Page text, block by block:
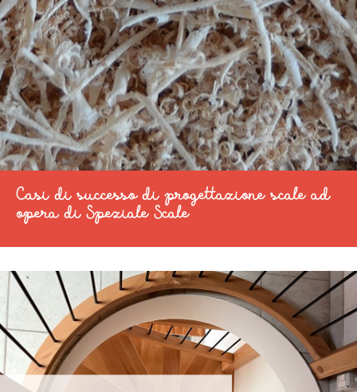
Casi di successo di progettazione scale ad
opera di Speziale Scale